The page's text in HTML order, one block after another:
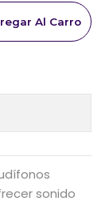
Al Carro
sonido